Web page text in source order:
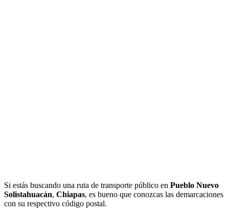
Si estás buscando una ruta de transporte público en Pueblo Nuevo
Solistahuacán, Chiapas, es bueno que conozcas las demarcaciones
con su respectivo código postal.